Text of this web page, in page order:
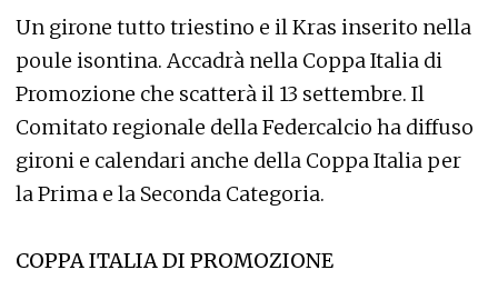
Un girone tutto triestino e il Kras inserito nella
poule isontina. Accadrà nella Coppa Italia di
Promozione che scatterà il 13 settembre. Il
Comitato regionale della Federcalcio ha diffuso
gironi e calendari anche della Coppa Italia per
la Prima e la Seconda Categoria.
COPPA ITALIA DI PROMOZIONE